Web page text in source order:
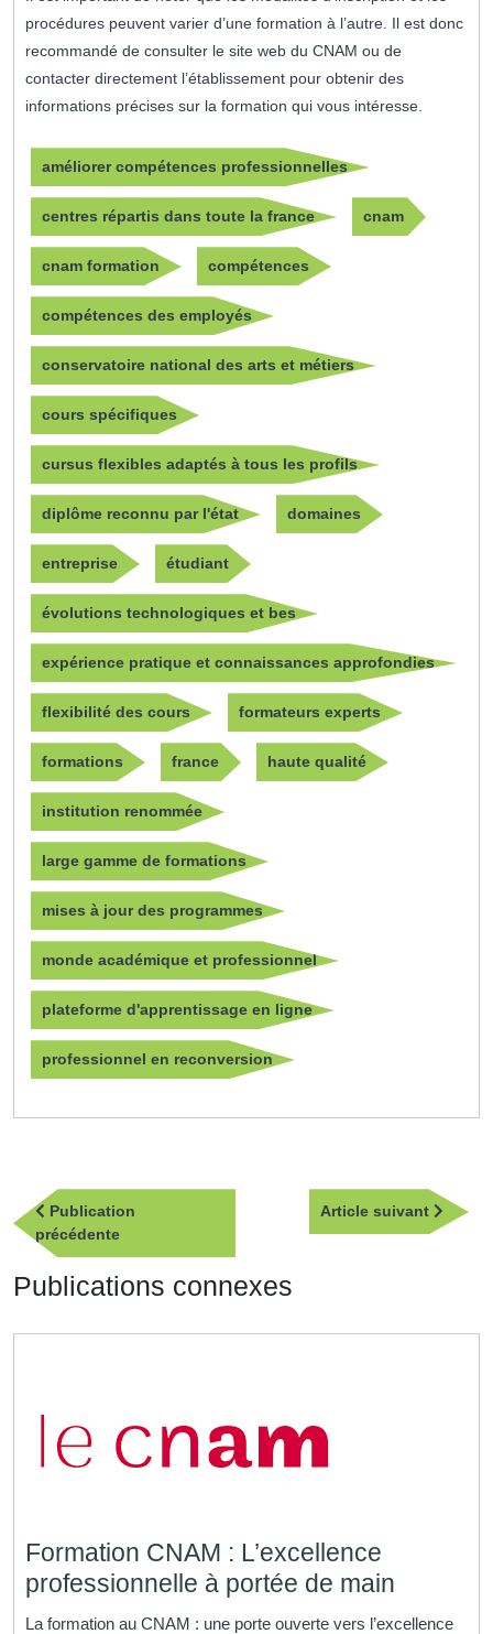
procédures peuvent varier d’une formation à l’autre. Il est donc
recommandé de consulter le site web du CNAM ou de
contacter directement l’établissement pour obtenir des
informations précises sur la formation qui vous intéresse.
améliorer compétences professionnelles
centres répartis dans toute la france cnam
cnam formation compétences
compétences des employés
conservatoire national des arts et métiers
cours spécifiques
cursus flexibles adaptés à tous les profils
diplôme reconnu par l'état domaines
entreprise étudiant
évolutions technologiques et bes
expérience pratique et connaissances approfondies
flexibilité des cours formateurs experts
formations france haute qualité
institution renommée
large gamme de formations
mises à jour des programmes
monde académique et professionnel
plateforme d'apprentissage en ligne
professionnel en reconversion
Navigation
de
l’article
Publication
précédentePublication
précédente
Article suivant
Article
Publications connexes
Formation CNAM : L’excellence
professionnelle à portée de main
CNAM
La formation au CNAM : une porte ouverte vers l’excellence